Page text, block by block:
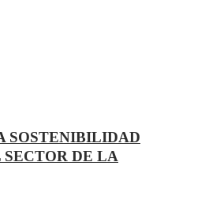
SOSTENIBILIDAD
DE LA